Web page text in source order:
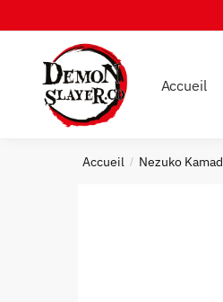
to
navigation
to
Accueil
Accueil / Nezuko